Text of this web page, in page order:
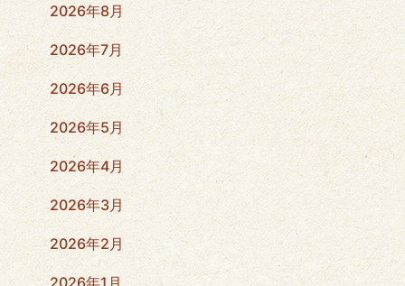
2026年8月
2026年7月
2026年6月
2026年5月
2026年4月
2026年3月
2026年2月
2026年1月